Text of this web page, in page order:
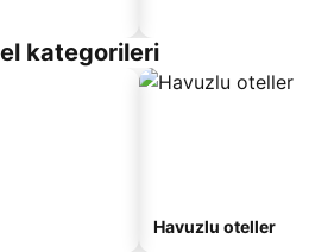
kategorileri
Havuzlu oteller